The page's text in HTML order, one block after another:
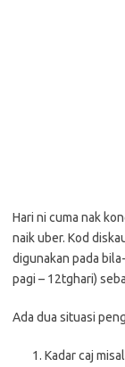
Hari ni cuma nak
naik uber. Kod
digunakan pada
pagi – 12tghari)
Ada dua situasi
Kadar caj